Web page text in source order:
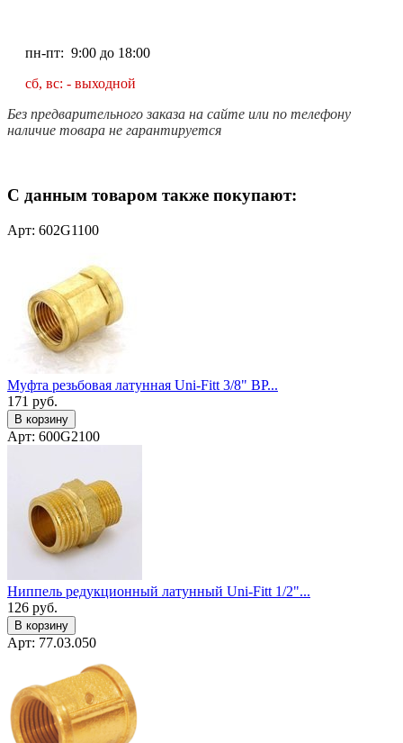
пн-пт: 9:00 до 18:00
сб, вс: - выходной
Без предварительного заказа на сайте или по телефону
наличие товара не гарантируется
С данным товаром также покупают:
Арт: 602G1100
Муфта резьбовая латунная Uni-Fitt 3/8" ВР...
171 руб.
В корзину
Арт: 600G2100
Ниппель редукционный латунный Uni-Fitt 1/2"...
126 руб.
В корзину
Арт: 77.03.050